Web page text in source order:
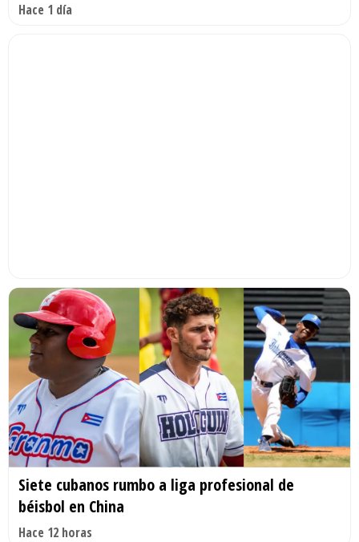
Hace 1 día
Siete cubanos rumbo a liga profesional de
béisbol en China
Hace 12 horas